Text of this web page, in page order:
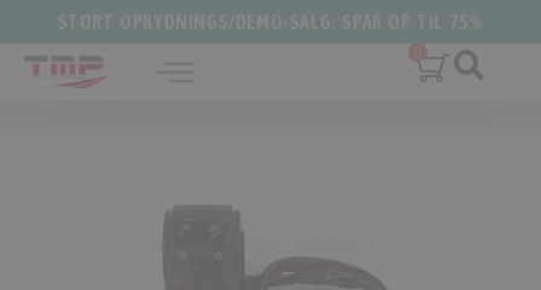
STORT OPRYDNINGS/DEMO-SALG: SPAR OP TIL 75%